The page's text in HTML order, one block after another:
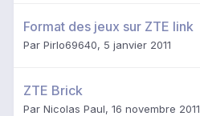
Format des jeux sur ZTE link
Par Pirlo69640, 5 janvier 2011
ZTE Brick
Par Nicolas Paul, 16 novembre 2011